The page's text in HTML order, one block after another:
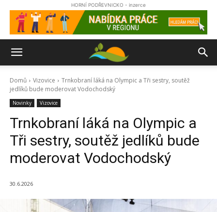
HORNÍ PODŘEVNICKO - inzerce
Domů Vizovice
Trnkobraní láká na Olympic a Tři sestry, soutěž
jedlíků bude moderovat Vodochodský
Novinky Vizovice
Trnkobraní láká na Olympic a
Tři sestry, soutěž jedlíků bude
moderovat Vodochodský
30.6.2026